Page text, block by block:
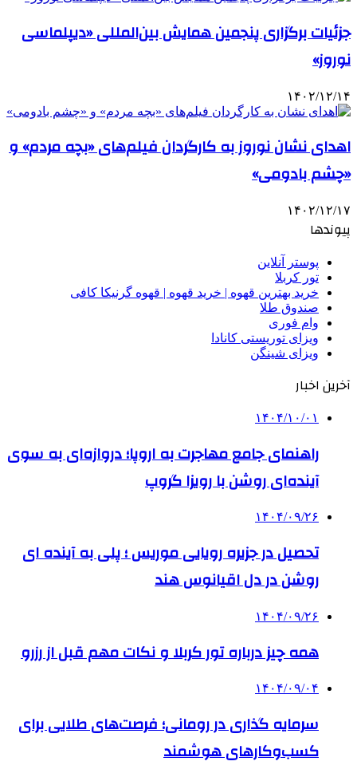
جزئیات برگزاری پنجمین همایش بین‌المللی «دیپلماسی
نوروز»
۱۴۰۲/۱۲/۱۴
اهدای نشان نوروز به کارگردان‌ فیلم‌های «بچه مردم» و
«چشم بادومی»
۱۴۰۲/۱۲/۱۷
پیوندها
پوستر آنلاین
تور کربلا
خرید بهترین قهوه | خرید قهوه | قهوه گرنیکا کافی
صندوق طلا
وام فوری
ویزای توریستی کانادا
ویزای شینگن
آخرین اخبار
۱۴۰۴/۱۰/۰۱
راهنمای جامع مهاجرت به اروپا؛ دروازه‌ای به سوی
آینده‌ای روشن با رویزا گروپ
۱۴۰۴/۰۹/۲۶
تحصیل در جزیره رویایی موریس ؛ پلی به آینده ‌ای
روشن در دل اقیانوس ‌هند
۱۴۰۴/۰۹/۲۶
همه چیز درباره تور کربلا و نکات مهم قبل از رزرو
۱۴۰۴/۰۹/۰۴
سرمایه گذاری در رومانی؛ فرصت‌های طلایی برای
کسب‌وکارهای هوشمند